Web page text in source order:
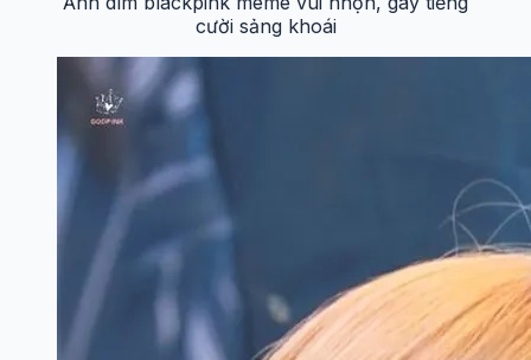
cười sảng khoái